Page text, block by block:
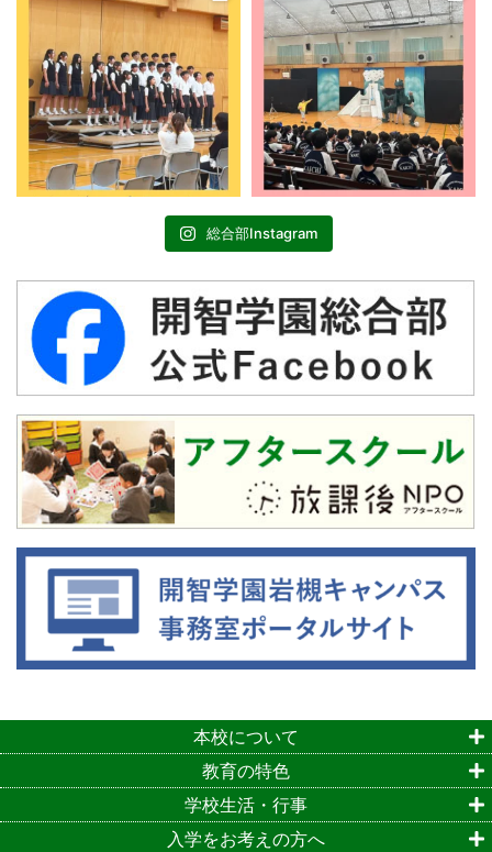
総合部Instagram
本校について
教育の特色
学校生活・行事
入学をお考えの方へ